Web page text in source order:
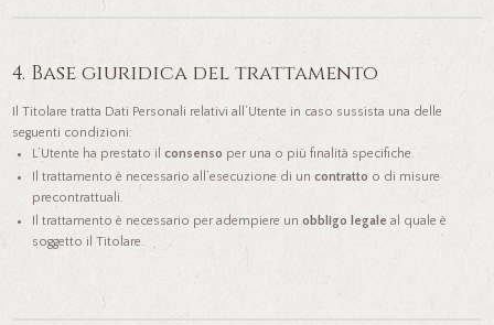
4. Base giuridica del trattamento
Il Titolare tratta Dati Personali relativi all’Utente in caso sussista una delle
seguenti condizioni:
L’Utente ha prestato ilconsenso per una o più finalità specifiche.
Il trattamento è necessario all’esecuzione di uncontratto o di misure
precontrattuali.
Il trattamento è necessario per adempiere unobbligo legale al quale è
soggetto il Titolare.